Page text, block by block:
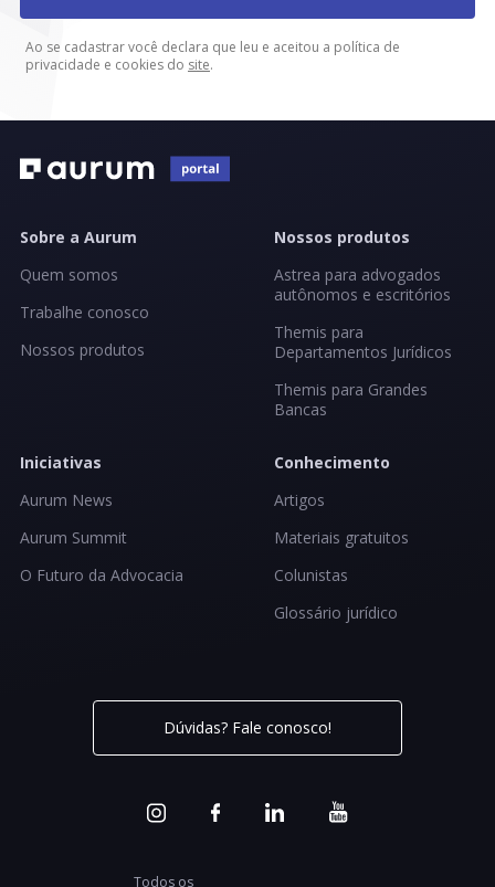
Ao se cadastrar você declara que leu e aceitou a política de
privacidade e cookies do site.
Sobre a Aurum
Quem somos
Trabalhe conosco
Nossos produtos
Nossos produtos
Astrea para advogados
autônomos e escritórios
Themis para
Departamentos Jurídicos
Themis para Grandes
Bancas
Iniciativas
Aurum News
Aurum Summit
O Futuro da Advocacia
Conhecimento
Artigos
Materiais gratuitos
Colunistas
Glossário jurídico
Dúvidas? Fale conosco!
Todos os